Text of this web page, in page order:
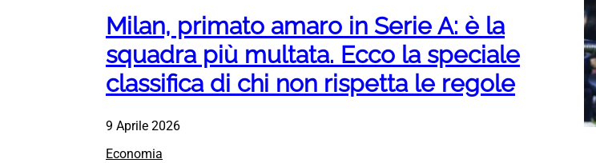
Milan, primato amaro in Serie A: è la
squadra più multata. Ecco la speciale
classifica di chi non rispetta le regole
9 Aprile 2026
Economia